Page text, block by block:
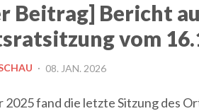
Beitrag] Bericht
vom
POSTED
08. JAN. 2026
2025 fand die letzte Sitzung des